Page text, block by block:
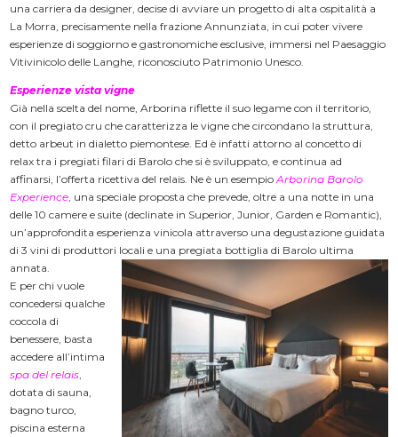
una carriera da designer, decise di avviare un progetto di alta ospitalità a
La Morra, precisamente nella frazione Annunziata, in cui poter vivere
esperienze di soggiorno e gastronomiche esclusive, immersi nel Paesaggio
Vitivinicolo delle Langhe, riconosciuto Patrimonio Unesco.
Esperienze vista vigne
Già nella scelta del nome, Arborina riflette il suo legame con il territorio,
con il pregiato cru che caratterizza le vigne che circondano la struttura,
detto arbeut in dialetto piemontese. Ed è infatti attorno al concetto di
relax tra i pregiati filari di Barolo che si è sviluppato, e continua ad
affinarsi, l’offerta ricettiva del relais. Ne è un esempioArborina Barolo
Experience , una speciale proposta che prevede, oltre a una notte in una
delle 10 camere e suite (declinate in Superior, Junior, Garden e Romantic),
un’approfondita esperienza vinicola attraverso una degustazione guidata
di 3 vini di produttori locali e una pregiata bottiglia di Barolo ultima
annata.
E per chi vuole
concedersi qualche
coccola di
benessere, basta
accedere all’intima
spa del relais
dotata di sauna,
bagno turco,
piscina esterna